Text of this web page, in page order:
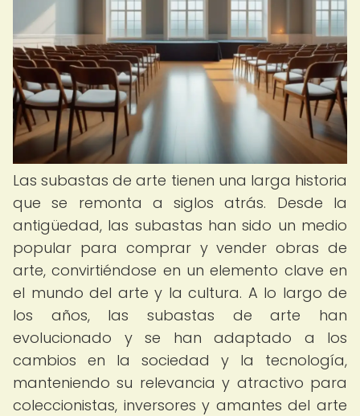
Las subastas de arte tienen una larga historia
que se remonta a siglos atrás. Desde la
antigüedad, las subastas han sido un medio
popular para comprar y vender obras de
arte, convirtiéndose en un elemento clave en
el mundo del arte y la cultura. A lo largo de
los años, las subastas de arte han
evolucionado y se han adaptado a los
cambios en la sociedad y la tecnología,
manteniendo su relevancia y atractivo para
coleccionistas, inversores y amantes del arte